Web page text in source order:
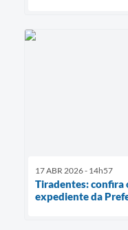
17 ABR 2026 - 14h57
Tiradentes: confira
expediente da